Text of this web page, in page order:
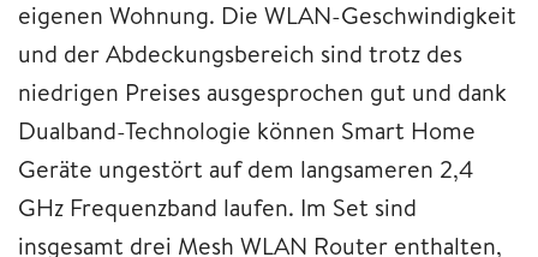
eigenen Wohnung. Die WLAN-Geschwindigkeit
und der Abdeckungsbereich sind trotz des
niedrigen Preises ausgesprochen gut und dank
Dualband-Technologie können Smart Home
Geräte ungestört auf dem langsameren 2,4
GHz Frequenzband laufen. Im Set sind
insgesamt drei Mesh WLAN Router enthalten,